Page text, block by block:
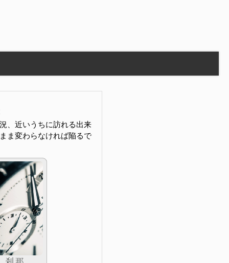
、近いうちに訪れる出来
ま変わらなければ陥るで